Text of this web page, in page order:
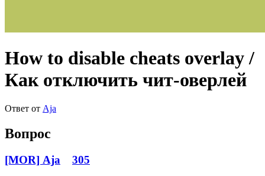
How to disable cheats overlay /
Как отключить чит-оверлей
Ответ от Aja
Вопрос
[MOR] Aja 305